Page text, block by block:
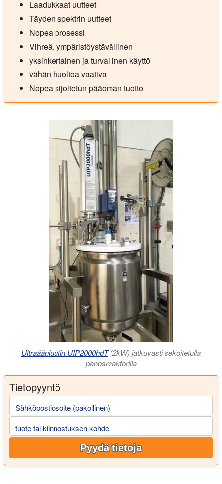
Laadukkaat uutteet
Täyden spektrin uutteet
Nopea prosessi
Vihreä, ympäristöystävällinen
yksinkertainen ja turvallinen käyttö
vähän huoltoa vaativa
Nopea sijoitetun pääoman tuotto
Ultraääniuutin UIP2000hdT(2kW) jatkuvasti sekoitetulla
panosreaktorilla
Tietopyyntö
Sähköpostiosoite (pakollinen)
tuote tai kiinnostuksen kohde
Pyydä tietoja